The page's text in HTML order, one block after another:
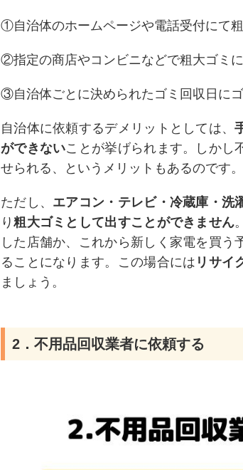
①自治体のホームページや電話受付にて
②指定の商店やコンビニなどで粗大ゴミ
③自治体ごとに決められたゴミ回収日に
自治体に依頼するデメリットとしては、
ができないことが挙げられます。しかし
せられる、というメリットもあるのです。
ただし、 エアコン・テレビ・冷蔵庫・洗
り粗大ゴミとして出すことができません
した店舗か、これから新しく家電を買
ることになります。この場合には リサイ
ましょう。
2．不用品回収業者に依頼する